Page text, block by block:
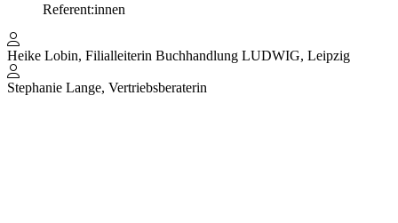
Referent:innen
Heike Lobin, Filialleiterin Buchhandlung LUDWIG, Leipzig
Stephanie Lange, Vertriebsberaterin